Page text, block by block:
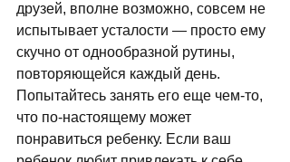
друзей, вполне возможно, совсем не
испытывает усталости — просто ему
скучно от однообразной рутины,
повторяющейся каждый день.
Попытайтесь занять его еще чем-то,
что по-настоящему может
понравиться ребенку. Если ваш